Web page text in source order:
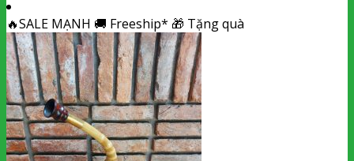
🔥SALE MẠNH 🚚 Freeship* 🎁 Tặng quà